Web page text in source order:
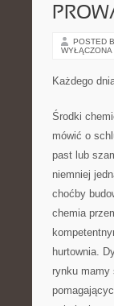
POSTED
WYŁĄCZONA
Każdego
Środki
mówić o
past lub
niemniej
choćby
chemia
hurtownia.
rynku mamy